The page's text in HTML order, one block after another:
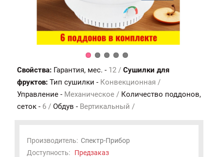
Свойства: Гарантия, мес. - 12 / Сушилки для
фруктов: Тип сушилки - Конвекционная /
Управление - Механическое / Количество поддонов,
сеток - 6 / Обдув - Вертикальный /
Производитель: Спектр-Прибор
Доступность: Предзаказ